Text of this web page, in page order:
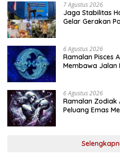
7 Agustus 2026
Jaga Stabilitas
Gelar Gerakan
6 Agustus 2026
Ramalan Pisces
Membawa Jalan
6 Agustus 2026
Ramalan Zodiak
Peluang Emas